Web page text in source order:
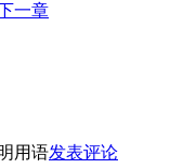
一章
用语发表评论